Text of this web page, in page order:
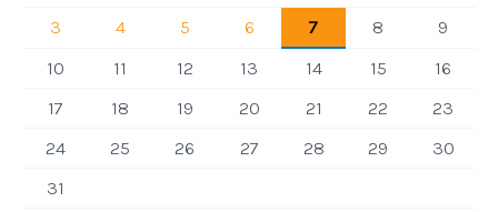
3
4 5 6 7 8
9
10
11 12 13 14 15
16
17
18 19 20 21 22
23
24
25 26 27 28 29
30
31